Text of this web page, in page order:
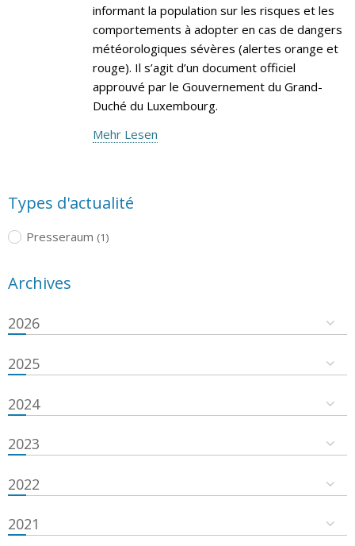
informant la population sur les risques et les
comportements à adopter en cas de dangers
météorologiques sévères (alertes orange et
rouge). Il s’agit d’un document officiel
approuvé par le Gouvernement du Grand-
Duché du Luxembourg.
Mehr Lesen
Types d'actualité
Presseraum (1)
Archives
2026
2025
2024
2023
2022
2021